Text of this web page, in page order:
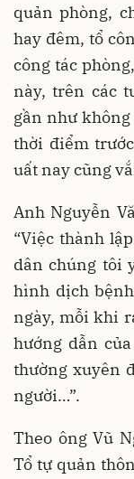
quản phòng,
hay đêm, tổ
công tác
này, trên các
gần như
thời điểm
uất nay cũng
Anh Nguyễn
“Việc thành
dân chúng tôi
hình dịch
ngày, mỗi khi
hướng dẫn
thường xuyên
người…”.
Theo ông Vũ
Tổ tự quản